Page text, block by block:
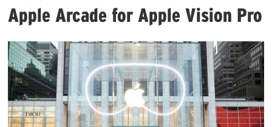
Apple Arcade for Apple Vision Pro